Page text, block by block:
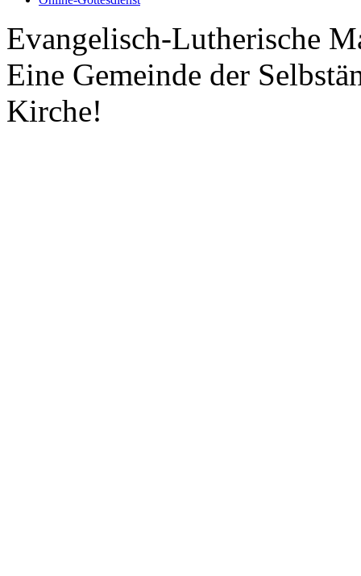
Evangelisch-Lutherische
Eine Gemeinde der
Kirche!